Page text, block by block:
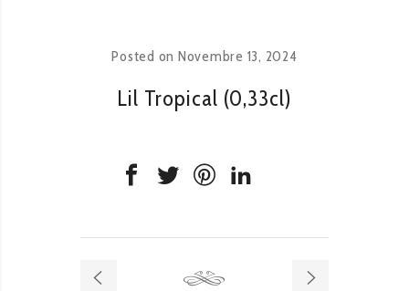
Posted on Novembre 13, 2024
Lil Tropical (0,33cl)